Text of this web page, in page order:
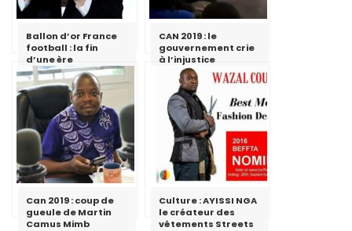
Ballon d’or France
football : la fin
d’une ère
CAN 2019 : le
gouvernement crie
à l’injustice
Can 2019 : coup de
gueule de Martin
Camus Mimb
Culture : AYISSI NGA
le créateur des
vêtements Streets